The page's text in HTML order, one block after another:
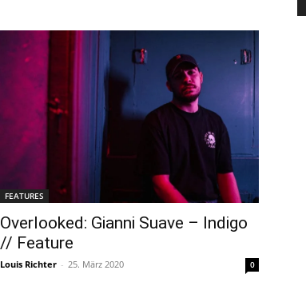
FEATURES
Overlooked: Gianni Suave – Indigo
// Feature
Louis Richter - 25. März 2020 0